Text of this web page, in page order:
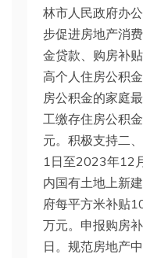
林市人民政府办
步促进房地产消
金贷款、购房补
高个人住房公积
房公积金的家庭
工缴存住房公积
元。积极支持二
1日至2023年12
内国有土地上新
府每平方米补贴
万元。申报购房
日。规范房地产